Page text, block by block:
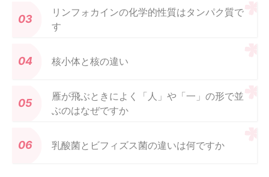
リンフォカインの化学的性質はタンパク質で
す
核小体と核の違い
雁が飛ぶときによく「人」や「一」の形で並
ぶのはなぜですか
乳酸菌とビフィズス菌の違いは何ですか